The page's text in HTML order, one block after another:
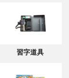
習字道具